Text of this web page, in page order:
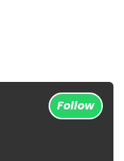
Follow